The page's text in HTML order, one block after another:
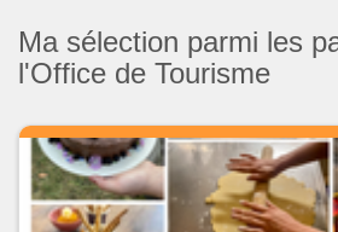
Ma sélection parmi les
l'Office de Tourisme